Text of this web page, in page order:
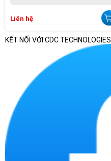
Liên hệ
KẾT NỐI VỚI CDC TECHNOLOGIES